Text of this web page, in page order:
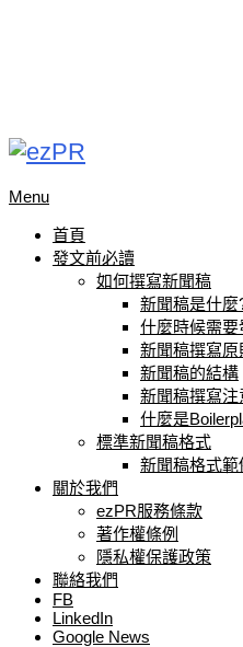
Menu
首頁
發文前必讀
如何撰寫新聞稿
新聞稿是什
什麼時候需要
新聞稿撰寫原
新聞稿的結構
新聞稿撰寫注
什麼是
標準新聞稿格式
新聞稿格式範
關於我們
ezPR服務條款
著作權條例
隱私權保護政策
聯絡我們
FB
LinkedIn
Google News